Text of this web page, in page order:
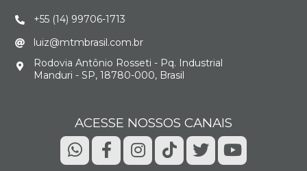
+55 (14) 99706-1713
luiz@mtmbrasil.com.br
Rodovia Antônio Rosseti - Pq. Industrial
Manduri - SP, 18780-000, Brasil
ACESSE NOSSOS CANAIS